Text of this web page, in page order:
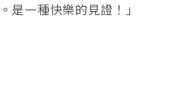
是一種快樂的見證！」